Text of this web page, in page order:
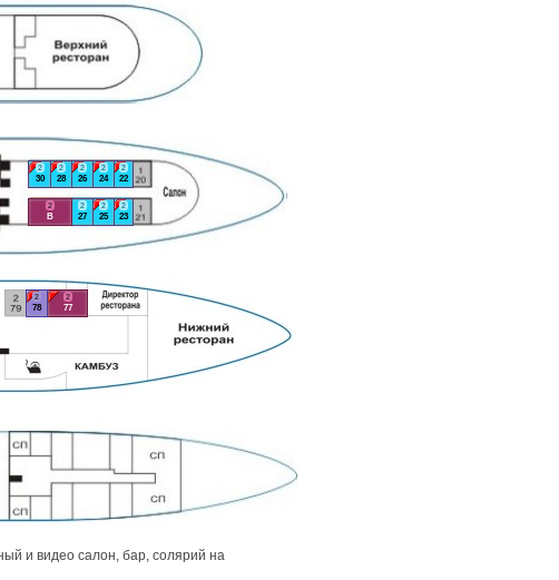
2
22
2
23
2
24
2
25
2
26
2
27
2
28
2
30
2
77
2
78
2
В
и видео салон, бар, солярий на